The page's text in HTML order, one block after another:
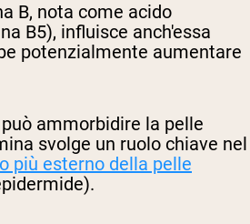
B, nota come acido
B5), influisce anch'essa
potenzialmente aumentare
ammorbidire la pelle
svolge un ruolo chiave nel
più esterno della pelle